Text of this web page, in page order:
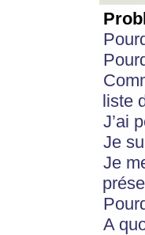
liste
J’ai
Je
Je
A